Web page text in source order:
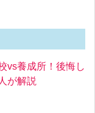
vs養成所！後悔し
が解説